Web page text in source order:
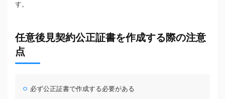
す。
任意後見契約公正証書を作成する際の注意
点
必ず公正証書で作成する必要がある